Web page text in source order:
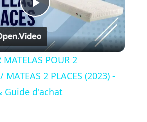
P
l
a
POUR 2
MATEAS 2 PLACES (2023) -
Guide d'achat